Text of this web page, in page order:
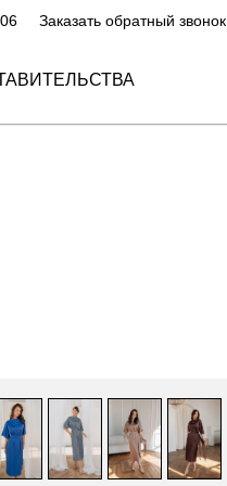
Заказать обратный звонок